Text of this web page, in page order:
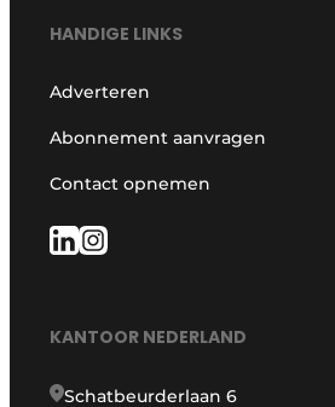
HANDIGE LINKS
Adverteren
Abonnement aanvragen
Contact opnemen
KANTOOR NEDERLAND
Schatbeurderlaan 6